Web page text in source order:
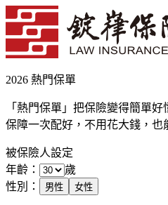
2026 熱門保單
「熱門保單」把保險變得簡單好
保障一次配好，不用花大錢，也
被保險人設定
年齡：
歲
性別：
男性 女性